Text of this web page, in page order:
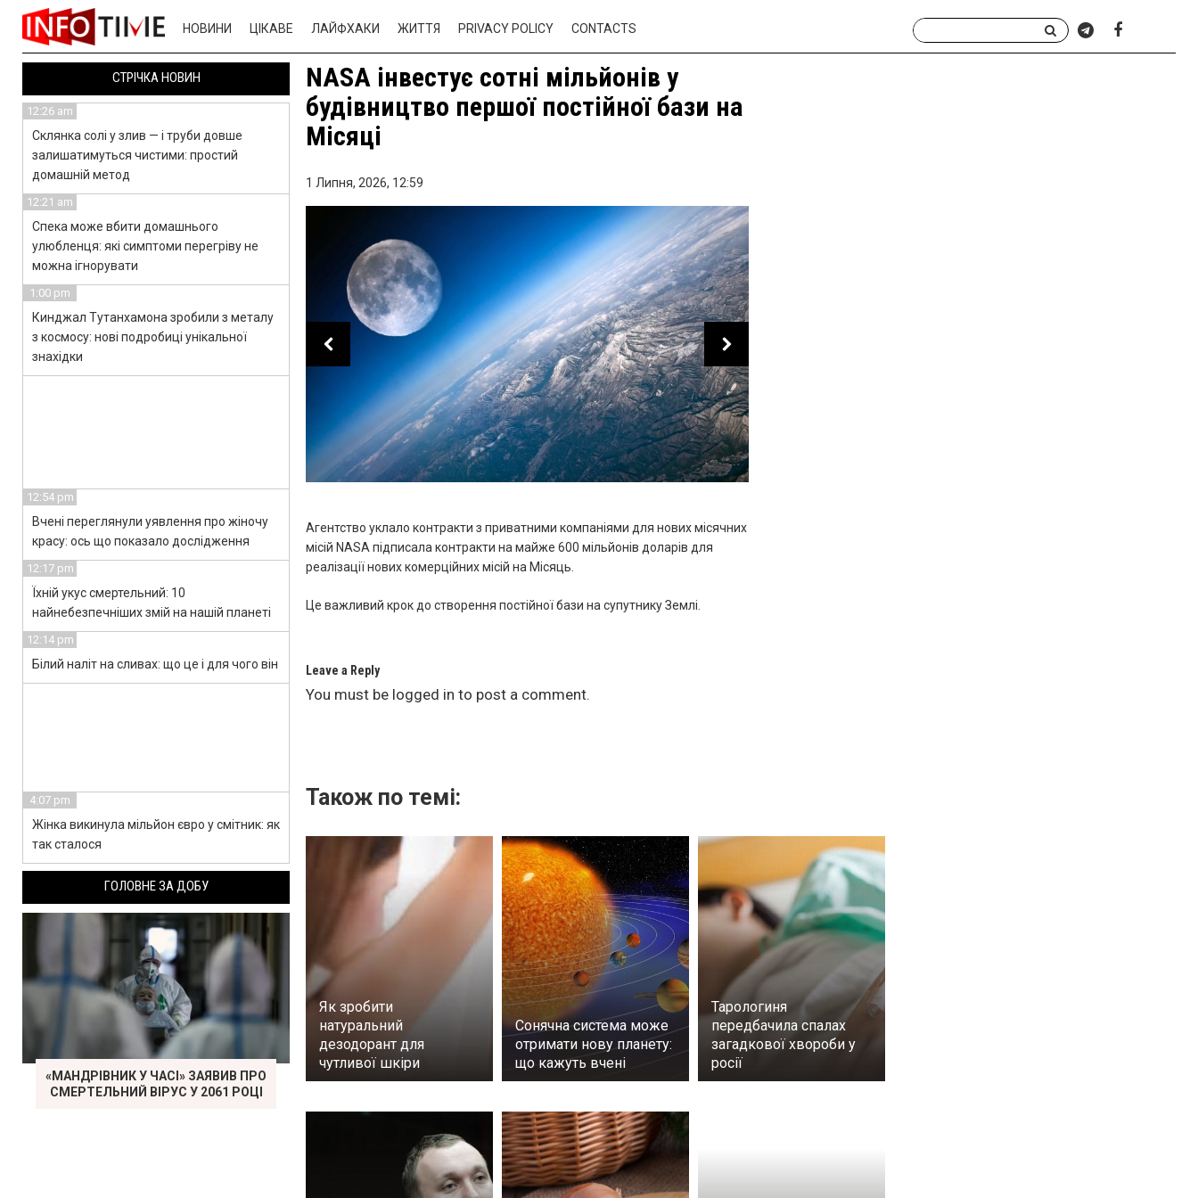
НОВИНИ ЦІКАВЕ ЛАЙФХАКИ ЖИТТЯ PRIVACY POLICY CONTACTS
NASA інвестує сотні мільйонів у
будівництво першої постійної бази на
Місяці
1 Липня, 2026, 12:59
Агентство уклало контракти з приватними компаніями для нових місячних
місій NASA підписала контракти на майже 600 мільйонів доларів для
реалізації нових комерційних місій на Місяць.
Це важливий крок до створення постійної бази на супутнику Землі.
Leave a Reply
You must be logged in to post a comment.
Також по темі:
Як зробити
натуральний
дезодорант для
чутливої шкіри
Сонячна система може
отримати нову планету:
що кажуть вчені
Тарологиня
передбачила спалах
загадкової хвороби у
росії
СТРІЧКА НОВИН
12:26 am
Склянка солі у злив — і труби довше
залишатимуться чистими: простий
домашній метод
12:21 am
Спека може вбити домашнього
улюбленця: які симптоми перегріву не
можна ігнорувати
1:00 pm
Кинджал Тутанхамона зробили з металу
з космосу: нові подробиці унікальної
знахідки
12:54 pm
Вчені переглянули уявлення про жіночу
красу: ось що показало дослідження
12:17 pm
Їхній укус смертельний: 10
найнебезпечніших змій на нашій планеті
12:14 pm
Білий наліт на сливах: що це і для чого він
4:07 pm
Жінка викинула мільйон євро у смітник: як
так сталося
ГОЛОВНЕ ЗА ДОБУ
«МАНДРІВНИК У ЧАСІ» ЗАЯВИВ ПРО
СМЕРТЕЛЬНИЙ ВІРУС У 2061 РОЦІ